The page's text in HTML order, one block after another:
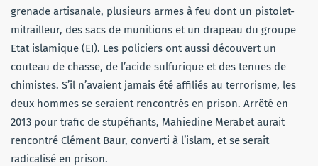
grenade artisanale, plusieurs armes à feu dont un pistolet-
mitrailleur, des sacs de munitions et un drapeau du groupe
Etat islamique (EI). Les policiers ont aussi découvert un
couteau de chasse, de l’acide sulfurique et des tenues de
chimistes. S’il n’avaient jamais été affiliés au terrorisme, les
deux hommes se seraient rencontrés en prison. Arrêté en
2013 pour trafic de stupéfiants, Mahiedine Merabet aurait
rencontré Clément Baur, converti à l’islam, et se serait
radicalisé en prison.